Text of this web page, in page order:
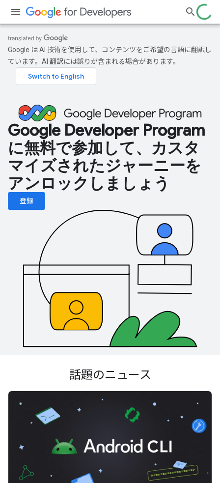
Google は AI 技術を使用して、コンテンツをご希望の言語に翻訳し
ています。AI 翻訳には誤りが含まれる場合があります。
Google Developer Program
に無料で参加して、カスタ
マイズされたジャーニーを
アンロックしましょう
登録
話題のニュース